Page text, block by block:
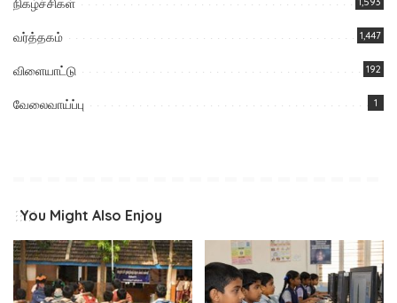
நிகழ்ச்சிகள்
வர்த்தகம் 1,447
விளையாட்டு 192
வேலைவாய்ப்பு 1
You Might Also Enjoy